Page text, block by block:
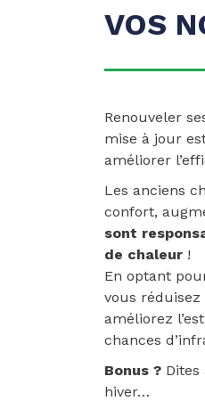
VOS
Renouveler
mise à jour
améliorer
Les anciens
confort,
sont
de chaleur !
En optant
vous réduisez
améliorez
chances
Bonus ? Dites
hiver…